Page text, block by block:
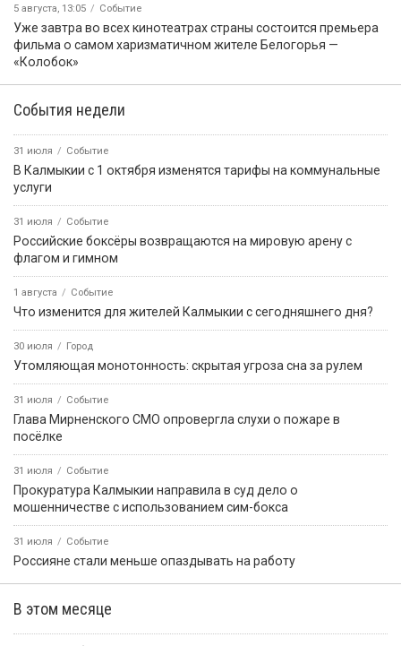
5 августа, 13:05 Событие
Уже завтра во всех кинотеатрах страны состоится премьера
фильма о самом харизматичном жителе Белогорья —
«Колобок»
События недели
31 июля Событие
В Калмыкии с 1 октября изменятся тарифы на коммунальные
услуги
31 июля Событие
Российские боксёры возвращаются на мировую арену с
флагом и гимном
1 августа Событие
Что изменится для жителей Калмыкии с сегодняшнего дня?
30 июля Город
Утомляющая монотонность: скрытая угроза сна за рулем
31 июля Событие
Глава Мирненского СМО опровергла слухи о пожаре в
посёлке
31 июля Событие
Прокуратура Калмыкии направила в суд дело о
мошенничестве с использованием сим-бокса
31 июля Событие
Россияне стали меньше опаздывать на работу
В этом месяце